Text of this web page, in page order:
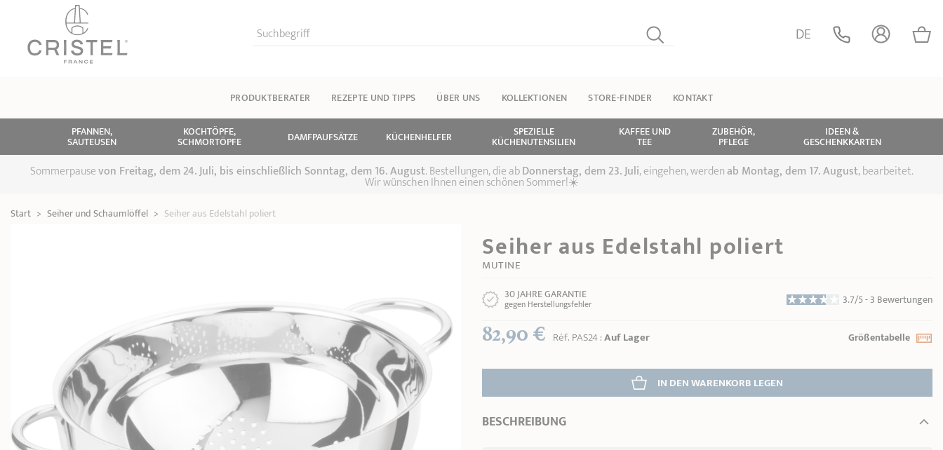
Suchbegriff DE
PRODUKTBERATER REZEPTE UND TIPPS ÜBER UNS KOLLEKTIONEN STORE-FINDER KONTAKT
PFANNEN,
SAUTEUSEN
KOCHTÖPFE,
SCHMORTÖPFE DAMFPAUFSÄTZE KÜCHENHELFER SPEZIELLE
KÜCHENUTENSILIEN
KAFFEE UND
TEE
ZUBEHÖR,
PFLEGE
IDEEN &
GESCHENKKARTEN
Sommerpausevon Freitag, dem 24. Juli, bis einschließlich Sonntag, dem 16. August. Bestellungen, die abDonnerstag, dem 23. Juli, eingehen, werdenab Montag, dem 17. August, bearbeitet.
Wir wünschen Ihnen einen schönen Sommer!☀️
Start > Seiher und Schaumlöffel > Seiher aus Edelstahl poliert
Seiher aus Edelstahl poliert
MUTINE
30 JAHRE GARANTIE
gegen Herstellungsfehler 3.7/5 -3 Bewertungen
82,90 € Réf. PAS24:Auf Lager Größentabelle
LEGEN
BESCHREIBUNG